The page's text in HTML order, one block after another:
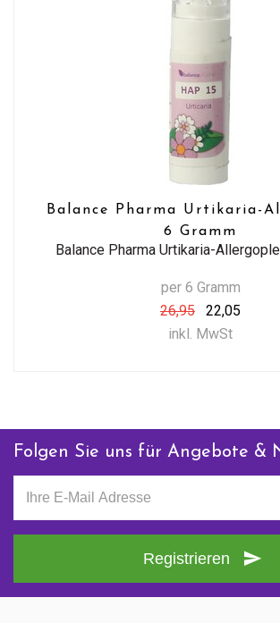
Balance Pharma Urtikaria-
6 Gramm
Balance Pharma Urtikaria-
per 6 Gramm
26,95
22,05
inkl. MwSt
Folgen Sie uns für Angebote &
Registrieren